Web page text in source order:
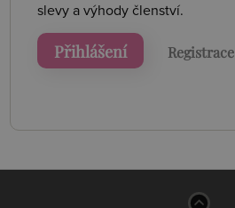
slevy a výhody členství.
Přihlášení Registrace